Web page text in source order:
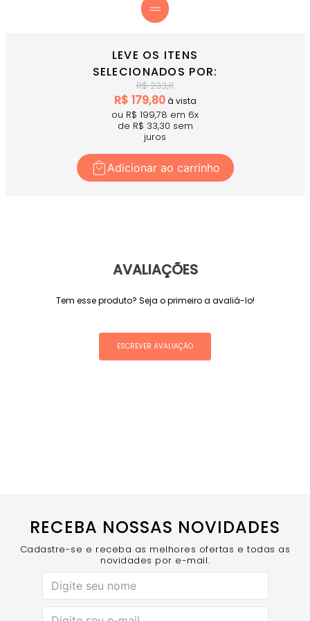
LEVE OS ITENS
SELECIONADOS POR:
R$233,11
R$ 179,80à vista
ou R$ 199,78 em 6x
de R$ 33,30 sem
juros
Adicionar ao carrinho
AVALIAÇÕES
Tem esse produto? Seja o primeiro a avaliá-lo!
ESCREVER AVALIAÇÃO
RECEBA NOSSAS NOVIDADES
Cadastre-se e receba as melhores ofertas e todas as
novidades por e-mail.